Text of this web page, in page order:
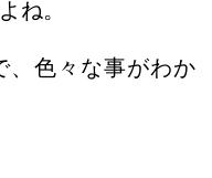
ね。
、色々な事がわか